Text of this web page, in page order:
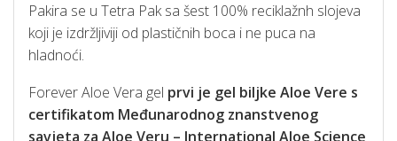
Pakira se u Tetra Pak sa šest 100% reciklažnh slojeva
koji je izdržljiviji od plastičnih boca i ne puca na
hladnoći.
Forever Aloe Vera gel prvi je gel biljke Aloe Vere s
certifikatom Međunarodnog znanstvenog
savjeta za Aloe Veru – International Aloe Science